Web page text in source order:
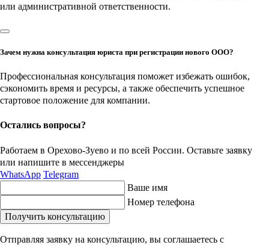
или административной ответственности.
Зачем нужна консультация юриста при регистрации нового ООО?
Профессиональная консультация поможет избежать ошибок,
сэкономить время и ресурсы, а также обеспечить успешное
стартовое положение для компании.
Остались вопросы?
Работаем в Орехово-Зуево и по всей России. Оставьте заявку
или напишите в мессенджеры
WhatsApp Telegram
Ваше имя
Номер телефона
Получить консультацию
Отправляя заявку на консультацию, вы соглашаетесь с